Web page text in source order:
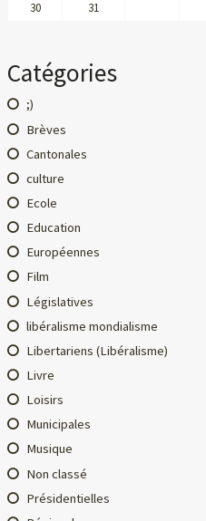
30
31
Catégories
;)
Brèves
Cantonales
culture
Ecole
Education
Européennes
Film
Législatives
libéralisme mondialisme
Libertariens (Libéralisme)
Livre
Loisirs
Municipales
Musique
Non classé
Présidentielles